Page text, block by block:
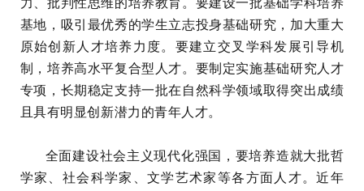
基地，吸引最优秀的学生立志投身基础研究，加大重大
原始创新人才培养力度。要建立交叉学科发展引导机
制，培养高水平复合型人才。要制定实施基础研究人才
专项，长期稳定支持一批在自然科学领域取得突出成绩
且具有明显创新潜力的青年人才。
全面建设社会主义现代化强国，要培养造就大批哲
学家、社会科学家、文学艺术家等各方面人才。近年